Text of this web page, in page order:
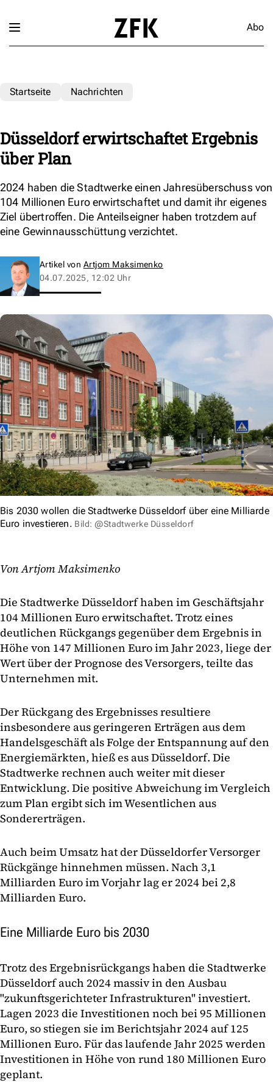
Abo
Startseite Nachrichten
Düsseldorf erwirtschaftet Ergebnis
über Plan
2024 haben die Stadtwerke einen Jahresüberschuss von
104 Millionen Euro erwirtschaftet und damit ihr eigenes
Ziel übertroffen. Die Anteilseigner haben trotzdem auf
eine Gewinnausschüttung verzichtet.
Artikel von Artjom Maksimenko
04.07.2025, 12:02 Uhr
Bis 2030 wollen die Stadtwerke Düsseldorf über eine Milliarde
Euro investieren. Bild: @Stadtwerke Düsseldorf
Von Artjom Maksimenko
Die Stadtwerke Düsseldorf haben im Geschäftsjahr
104 Millionen Euro erwitschaftet. Trotz eines
deutlichen Rückgangs gegenüber dem Ergebnis in
Höhe von 147 Millionen Euro im Jahr 2023, liege der
Wert über der Prognose des Versorgers, teilte das
Unternehmen mit.
Der Rückgang des Ergebnisses resultiere
insbesondere aus geringeren Erträgen aus dem
Handelsgeschäft als Folge der Entspannung auf den
Energiemärkten, hieß es aus Düsseldorf. Die
Stadtwerke rechnen auch weiter mit dieser
Entwicklung. Die positive Abweichung im Vergleich
zum Plan ergibt sich im Wesentlichen aus
Sondererträgen.
Auch beim Umsatz hat der Düsseldorfer Versorger
Rückgänge hinnehmen müssen. Nach 3,1
Milliarden Euro im Vorjahr lag er 2024 bei 2,8
Milliarden Euro.
Eine Milliarde Euro bis 2030
Trotz des Ergebnisrückgangs haben die Stadtwerke
Düsseldorf auch 2024 massiv in den Ausbau
"zukunftsgerichteter Infrastrukturen" investiert.
Lagen 2023 die Investitionen noch bei 95 Millionen
Euro, so stiegen sie im Berichtsjahr 2024 auf 125
Millionen Euro. Für das laufende Jahr 2025 werden
Investitionen in Höhe von rund 180 Millionen Euro
geplant.